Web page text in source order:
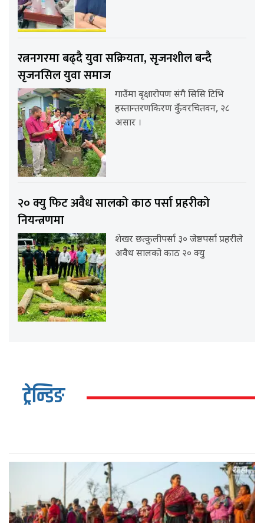
रत्ननगरमा बढ्दै युवा सक्रियता, सृजनशील बन्दै
सृजनसिल युवा समाज
गाउँमा बृक्षारोपण संगै सिसि टिभि
हस्तान्तरणकिरण कुँवरचितवन, २८
असार ।
२० क्यु फिट अवैध सालको काठ पर्सा प्रहरीको
नियन्त्रणमा
शेखर छत्कुलीपर्सा ३० जेष्ठपर्सा प्रहरीले
अवैध सालको काठ २० क्यु
ट्रेन्डिङ